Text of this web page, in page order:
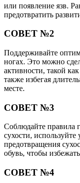
или появление язв.
предотвратить
СОВЕТ №2
Поддерживайте
ногах. Это можно
активности, такой
также избегая
месте.
СОВЕТ №3
Соблюдайте правила
сухости,
предотвращения
обувь, чтобы
СОВЕТ №4